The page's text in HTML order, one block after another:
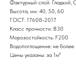
Фактурный слой: Гладкий,
Высота, мм: 40, 50, 60
ГОСТ: 17608-2017
Класс прочности: В30
Морозостойкость: F200
Водопоглощение: не более
Цены указаны: за 1м²